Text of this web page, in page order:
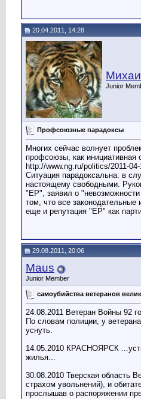
20.04.2011, 14:28
Junior
Профсоюзные парадоксы
Многих сейчас волнует
профсоюзы, как инициативная
http://www.ng.ru/politics/2011-
Ситуация парадоксальна: в
настоящему свободными.
"ЕР", заявил о
том, что все
еще и репутация "ЕР" как
29.08.2011, 20:06
Maus
Junior Member
самоубийства ветеранов
24.08.2011 Ветеран Войны 92
По словам полиции, у
уснуть.
14.05.2010 КРАСНОЯРСК
жилья...
30.08.2010 Тверская область
страхом увольнений), и
прослышав о распоряжении